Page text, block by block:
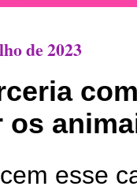
de 2023
os
esse